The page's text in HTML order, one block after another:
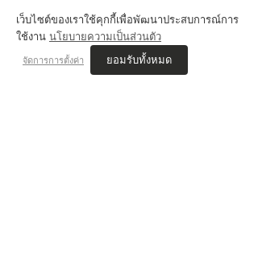
💬 Review Jammer
เว็บไซต์ของเราใช้คุกกี้เพื่อพัฒนาประสบการณ์การ
ใช้งาน นโยบายความเป็นส่วนตัว
จัดการการตั้งค่า ยอมรับทั้งหมด